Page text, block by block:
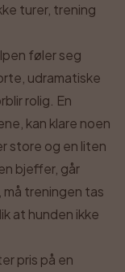
turer, trening
føler seg
udramatiske
rolig. En
kan klare noen
store og en liten
bjeffer, går
må treningen tas
at hunden ikke
pris på en